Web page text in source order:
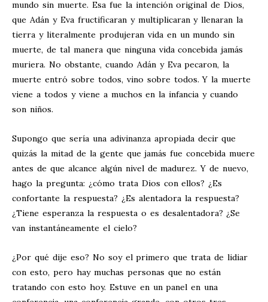
mundo sin muerte. Esa fue la intención original de Dios,
que Adán y Eva fructificaran y multiplicaran y llenaran la
tierra y literalmente produjeran vida en un mundo sin
muerte, de tal manera que ninguna vida concebida jamás
muriera. No obstante, cuando Adán y Eva pecaron, la
muerte entró sobre todos, vino sobre todos. Y la muerte
viene a todos y viene a muchos en la infancia y cuando
son niños.
Supongo que sería una adivinanza apropiada decir que
quizás la mitad de la gente que jamás fue concebida muere
antes de que alcance algún nivel de madurez. Y de nuevo,
hago la pregunta: ¿cómo trata Dios con ellos? ¿Es
confortante la respuesta? ¿Es alentadora la respuesta?
¿Tiene esperanza la respuesta o es desalentadora? ¿Se
van instantáneamente el cielo?
¿Por qué dije eso? No soy el primero que trata de lidiar
con esto, pero hay muchas personas que no están
tratando con esto hoy. Estuve en un panel en una